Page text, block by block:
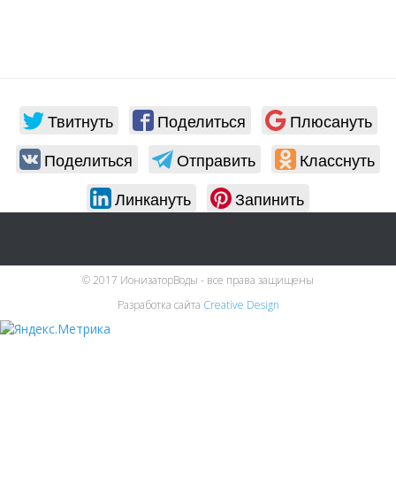
Твитнуть Поделиться
Плюсануть
Поделиться
Отправить
Класснуть
Линкануть
Запинить
© 2017 ИонизаторВоды - все права защищены
Разработка сайта Creative Design